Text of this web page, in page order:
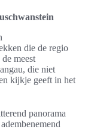
die de regio
meest
die niet
kijkje geeft in het
panorama